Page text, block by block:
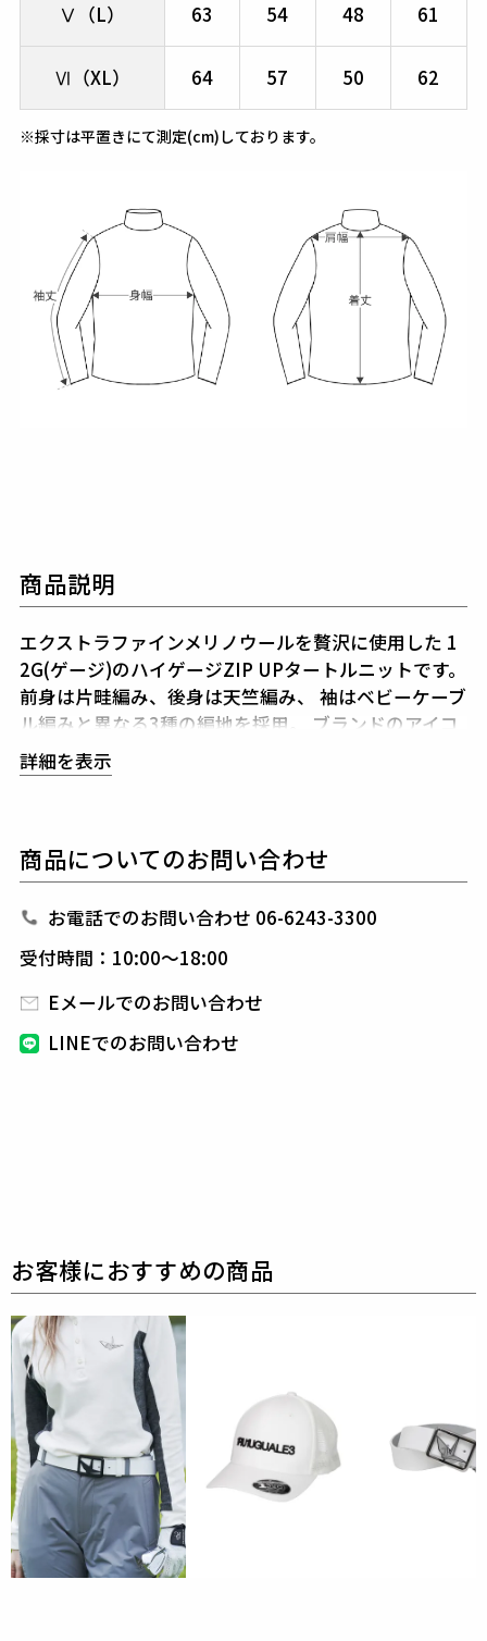
Ⅴ（L） 63 54 48 61
Ⅵ（XL） 64 57 50 62
※採寸は平置きにて測定(cm)しております。
商品説明
エクストラファインメリノウールを贅沢に使用した 1
2G(ゲージ)のハイゲージZIP UPタートルニットです。
前身は片畦編み、後身は天竺編み、 袖はベビーケーブ
ル編みと異なる3種の編地を採用。 ブランドのアイコ
ンである「折鶴」を
ます。また、袖口、裾のリブ上に矢振り柄を入れるこ
ネックではなく前開きZIPPER仕様をご提案します。
真冬のインナーとして最適な逸品です。
素材
CASHFEEL
ウール100%
糸の膨らみをキープしています。
でた素材となっています。
で着心地よくお召しいただけます。
詳細を表示
商品についてのお問い合わせ
お電話でのお問い合わせ 06-6243-3300
受付時間：10:00～18:00
Eメールでのお問い合わせ
LINEでのお問い合わせ